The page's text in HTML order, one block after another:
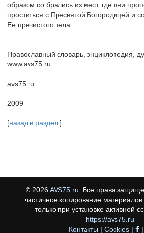
образом со брались из мест, где они
проститься с Пресвятой Богородицей и
Ее пречистого тела.
Православный словарь, энциклопедия,
www.avs75.ru
avs75.ru
2009
[назад в раздел ]
© 2026 AVS75.ru . Все права
частичное копирование
только при установке активной
https://avs75.ru
Контакты | Cookies | |